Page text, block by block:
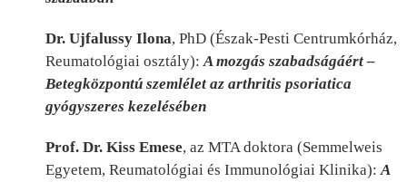
Dr. Ujfalussy Ilona, PhD (Észak-Pesti Centrumkórház,
Reumatológiai osztály): A mozgás szabadságáért –
Betegközpontú szemlélet az arthritis psoriatica
gyógyszeres kezelésében
Prof. Dr. Kiss Emese, az MTA doktora (Semmelweis
Egyetem, Reumatológiai és Immunológiai Klinika): A